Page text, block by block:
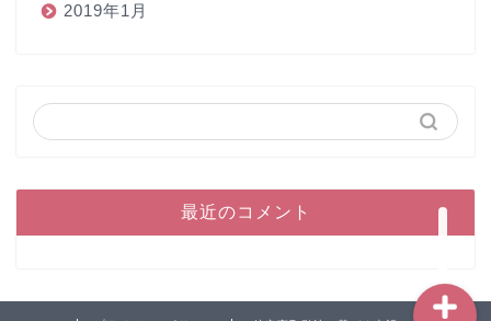
2019年1月
最近のコメント
インク